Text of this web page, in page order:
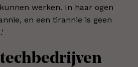
werken. In haar ogen
en een tirannie is geen